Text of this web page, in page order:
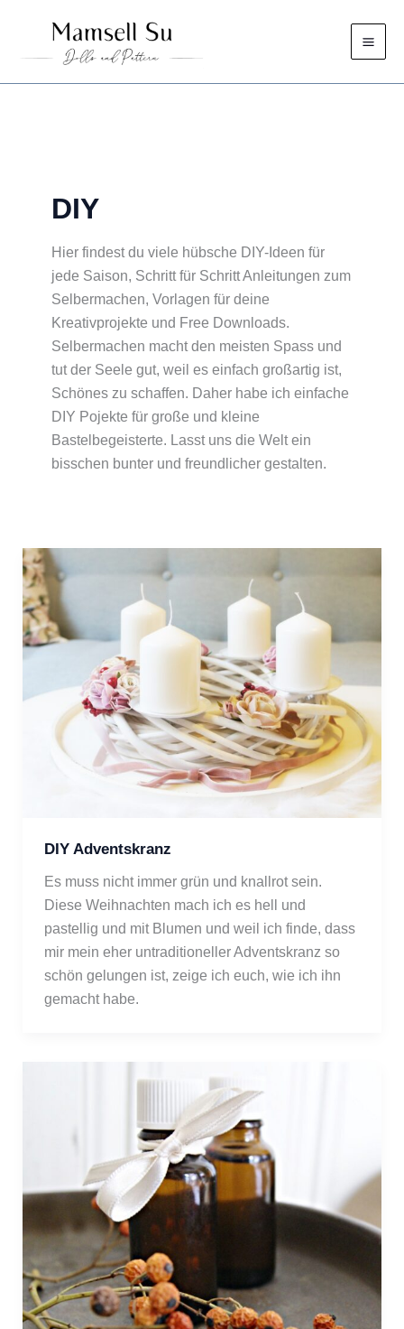
springen
DIY
Hier findest du viele hübsche DIY-Ideen für
jede Saison, Schritt für Schritt Anleitungen zum
Selbermachen, Vorlagen für deine
Kreativprojekte und Free Downloads.
Selbermachen macht den meisten Spass und
tut der Seele gut, weil es einfach großartig ist,
Schönes zu schaffen. Daher habe ich einfache
DIY Pojekte für große und kleine
Bastelbegeisterte. Lasst uns die Welt ein
bisschen bunter und freundlicher gestalten.
DIY Adventskranz
Es muss nicht immer grün und knallrot sein.
Diese Weihnachten mach ich es hell und
pastellig und mit Blumen und weil ich finde, dass
mir mein eher untraditioneller Adventskranz so
schön gelungen ist, zeige ich euch, wie ich ihn
gemacht habe.